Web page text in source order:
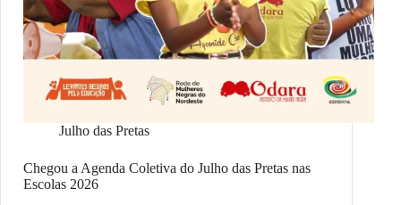
Julho das Pretas
Chegou a Agenda Coletiva do Julho das Pretas nas
Escolas 2026